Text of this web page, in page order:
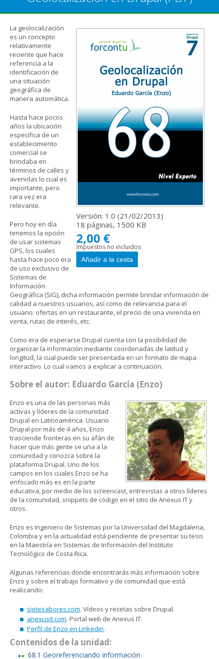
Versión: 1.0 (21/02/2013)
18 páginas, 1500 KB
2,00 €
Impuestos no incluidos
La geolocalización
es un concepto
relativamente
reciente que hace
referencia a la
identificación de
una situación
geográfica de
manera automática.
Hasta hace pocos
años la ubicación
especifica de un
establecimiento
comercial se
brindaba en
términos de calles y
avenidas lo cual es
importante, pero
rara vez era
relevante.
Pero hoy en día
tenemos la opción
de usar sistemas
GPS, los cuales
hasta hace poco era
de uso exclusivo de
Sistemas de
Información
Geográfica (SIG), dicha información permite brindar información de
calidad a nuestros usuarios, así como de relevancia para el
usuario: ofertas en un restaurante, el precio de una vivienda en
venta, rutas de interés, etc.
Como era de esperarse Drupal cuenta con la posibilidad de
organizar la información mediante coordenadas de latitud y
longitud, la cual puede ser presentada en un formato de mapa
interactivo. Lo cual vamos a explicar a continuación.
Sobre el autor: Eduardo García (Enzo)
Enzo es una de las personas más
activas y líderes de la comunidad
Drupal en Latinoamérica. Usuario
Drupal por más de 4 años, Enzo
trasciende fronteras en su afán de
hacer que más gente se una a la
comunidad y conozca sobre la
plataforma Drupal. Uno de los
campos en los cuales Enzo se ha
enfocado más es en la parte
educativa, por medio de los screencast, entrevistas a otros líderes
de la comunidad, snippets de código en el sitio de Anexus IT y
otros.
Enzo es Ingeniero de Sistemas por la Universidad del Magdalena,
Colombia y en la actualidad está pendiente de presentar su tesis
en la Maestría en Sistemas de Información del Instituto
Tecnológico de Costa Rica.
Algunas referencias donde encontrarás más información sobre
Enzo y sobre el trabajo formativo y de comunidad que está
realizando:
sietesabores.com. Vídeos y recetas sobre Drupal.
anexusit.com. Portal web de Anexus IT.
Perfil de Enzo en Linkedin.
Contenidos de la unidad:
68.1 Georeferenciando información